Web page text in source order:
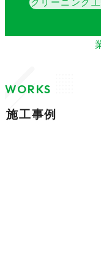
クリーニング
WORKS
施工事例